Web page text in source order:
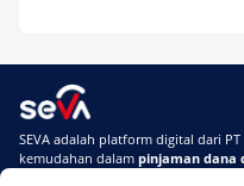
Terpercaya
Telat Bayar
Masuk BI
SEVA adalah platform digital dari
kemudahan dalam pinjaman dana